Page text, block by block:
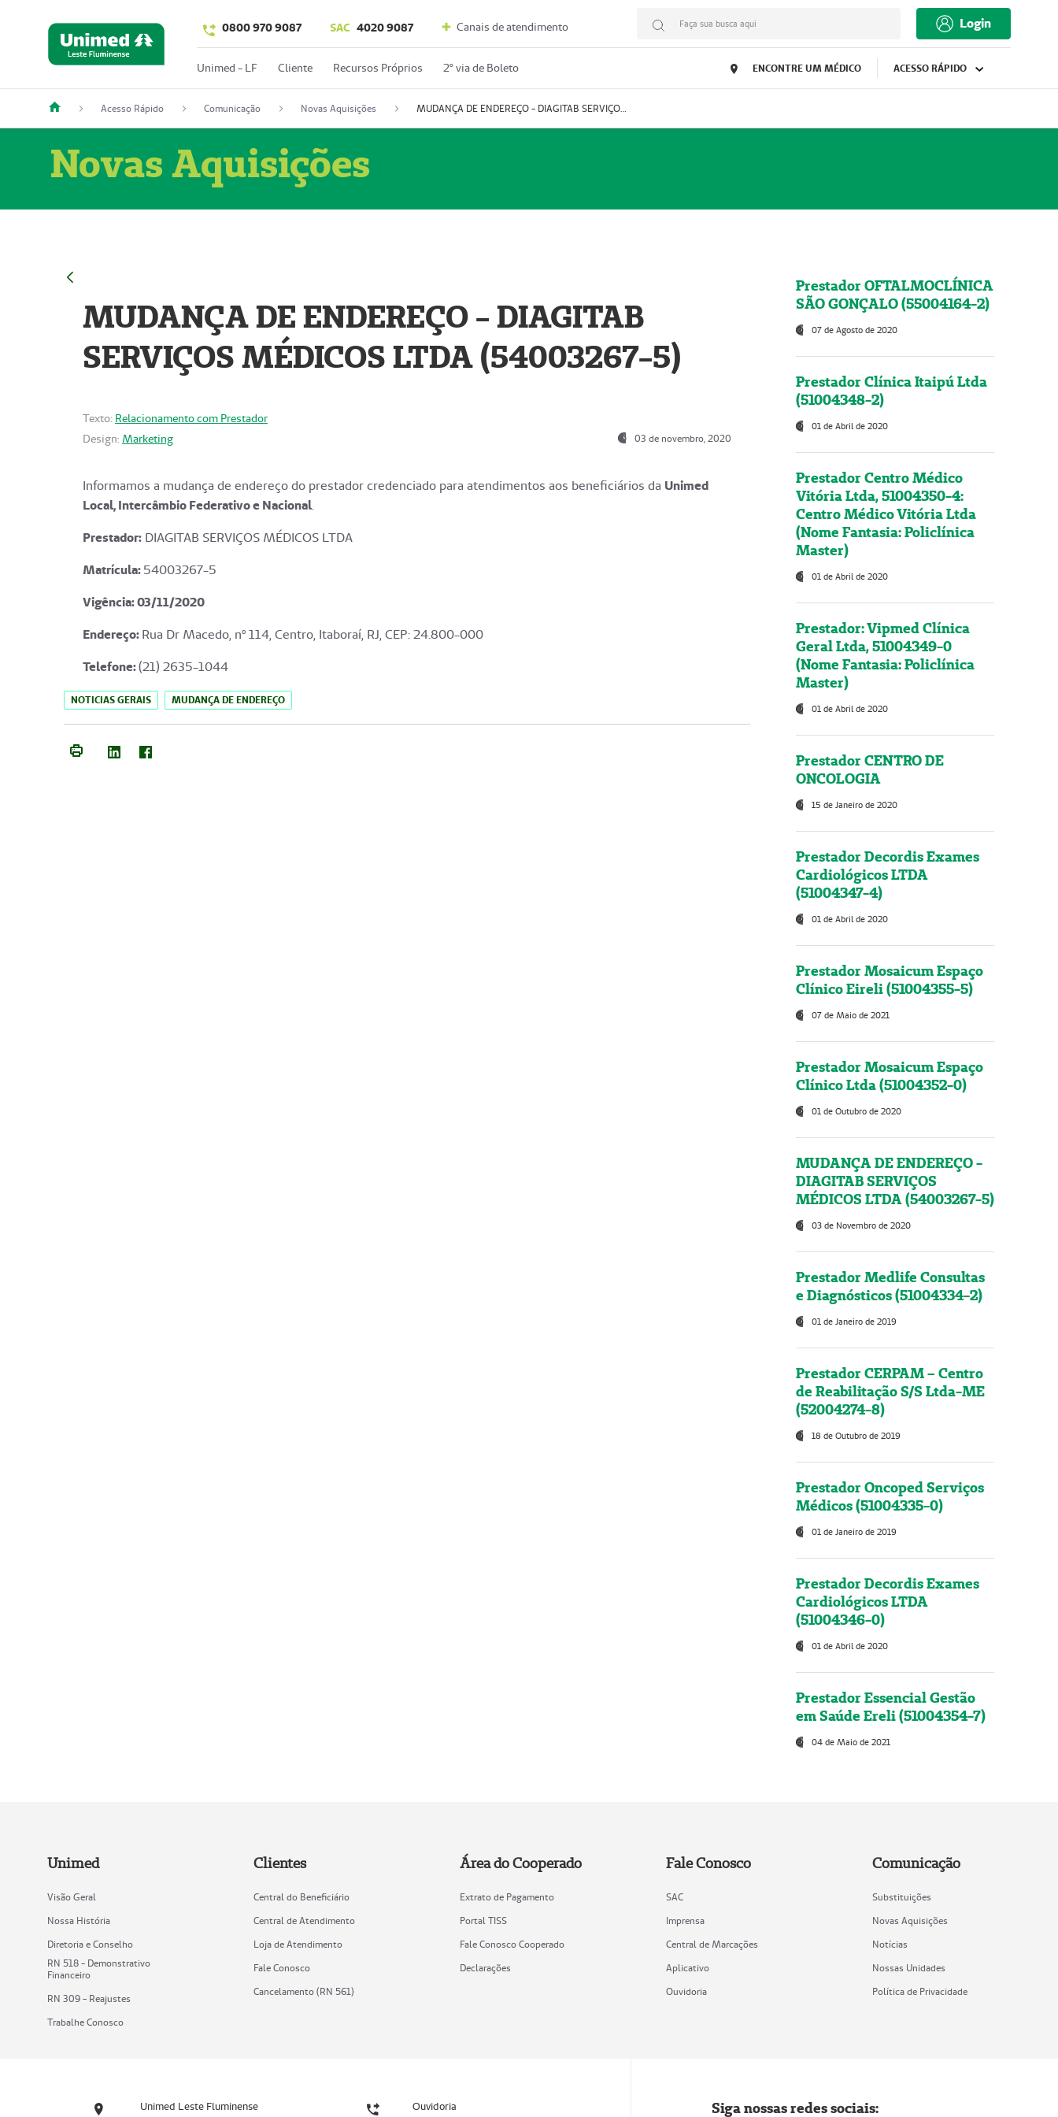
0800 970 9087 SAC 4020 9087 Canais de atendimento Faça sua busca aqui Login
Unimed - LF Cliente Recursos Próprios 2º via de Boleto ENCONTRE UM MÉDICO ACESSO RÁPIDO
Acesso Rápido Comunicação Novas Aquisições MUDANÇA DE ENDEREÇO - DIAGITAB SERVIÇOS MÉDICOS LTDA (54003267-5)
Novas Aquisições
MUDANÇA DE ENDEREÇO - DIAGITAB
SERVIÇOS MÉDICOS LTDA (54003267-5)
Texto: Relacionamento com Prestador
Design: Marketing 03 de novembro, 2020
Informamos a mudança de endereço do prestador credenciado para atendimentos aos beneficiários da Unimed
Local, Intercâmbio Federativo e Nacional.
Prestador: DIAGITAB SERVIÇOS MÉDICOS LTDA
Matrícula:54003267-5
Vigência: 03/11/2020
Endereço:Rua Dr Macedo, nº 114, Centro, Itaboraí, RJ, CEP: 24.800-000
Telefone:(21) 2635-1044
NOTICIAS GERAIS MUDANÇA DE ENDEREÇO
Prestador OFTALMOCLÍNICA
SÃO GONÇALO (55004164-2)
07 de Agosto de 2020
Prestador Clínica Itaipú Ltda
(51004348-2)
01 de Abril de 2020
Prestador Centro Médico
Vitória Ltda, 51004350-4:
Centro Médico Vitória Ltda
(Nome Fantasia: Policlínica
Master)
01 de Abril de 2020
Prestador: Vipmed Clínica
Geral Ltda, 51004349-0
(Nome Fantasia: Policlínica
Master)
01 de Abril de 2020
Prestador CENTRO DE
ONCOLOGIA
15 de Janeiro de 2020
Prestador Decordis Exames
Cardiológicos LTDA
(51004347-4)
01 de Abril de 2020
Prestador Mosaicum Espaço
Clínico Eireli (51004355-5)
07 de Maio de 2021
Prestador Mosaicum Espaço
Clínico Ltda (51004352-0)
01 de Outubro de 2020
MUDANÇA DE ENDEREÇO -
DIAGITAB SERVIÇOS
MÉDICOS LTDA (54003267-5)
03 de Novembro de 2020
Prestador Medlife Consultas
e Diagnósticos (51004334-2)
01 de Janeiro de 2019
Prestador CERPAM – Centro
de Reabilitação S/S Ltda-ME
(52004274-8)
18 de Outubro de 2019
Prestador Oncoped Serviços
Médicos (51004335-0)
01 de Janeiro de 2019
Prestador Decordis Exames
Cardiológicos LTDA
(51004346-0)
01 de Abril de 2020
Prestador Essencial Gestão
em Saúde Ereli (51004354-7)
04 de Maio de 2021
Unimed
Visão Geral
Nossa História
Diretoria e Conselho
RN 518 - Demonstrativo
Financeiro
RN 309 - Reajustes
Trabalhe Conosco
Clientes
Central do Beneficiário
Central de Atendimento
Loja de Atendimento
Fale Conosco
Cancelamento (RN 561)
Área do Cooperado
Extrato de Pagamento
Portal TISS
Fale Conosco Cooperado
Declarações
Fale Conosco
SAC
Imprensa
Central de Marcações
Aplicativo
Ouvidoria
Comunicação
Substituições
Novas Aquisições
Notícias
Nossas Unidades
Política de Privacidade
Unimed Leste Fluminense Ouvidoria Siga nossas redes sociais: